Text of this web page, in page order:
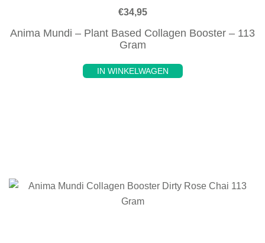
€34,95
Anima Mundi – Plant Based Collagen Booster – 113
Gram
IN WINKELWAGEN